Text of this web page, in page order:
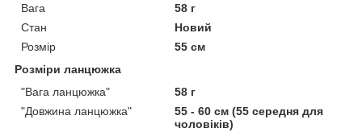
Вага
58 г
Стан
Новий
Розмір
55 см
Розміри ланцюжка
"Вага ланцюжка"
58 г
"Довжина ланцюжка"
55 - 60 см (55 середня для
чоловіків)